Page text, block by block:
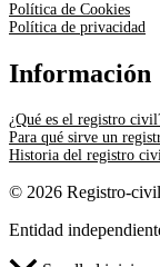
Política de Cookies
Política de privacidad
Información
¿Qué es el registro
Para qué sirve un
Historia del registro
© 2026 Registro-
Entidad